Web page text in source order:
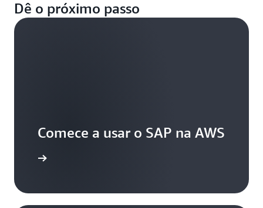
Dê o próximo passo
Comece a usar o SAP na AWS